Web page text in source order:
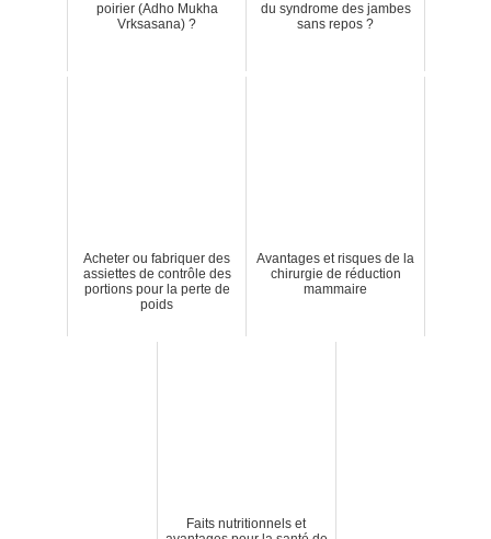
poirier (Adho Mukha
Vrksasana) ?
du syndrome des jambes
sans repos ?
Acheter ou fabriquer des
assiettes de contrôle des
portions pour la perte de
poids
Avantages et risques de la
chirurgie de réduction
mammaire
Faits nutritionnels et